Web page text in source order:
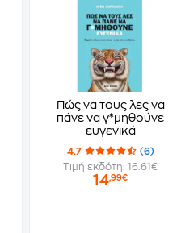
Πώς να τους λες να
πάνε να γ*μηθούνε
ευγενικά
4.7
(6)
Τιμή εκδότη: 16.61€
14,99€